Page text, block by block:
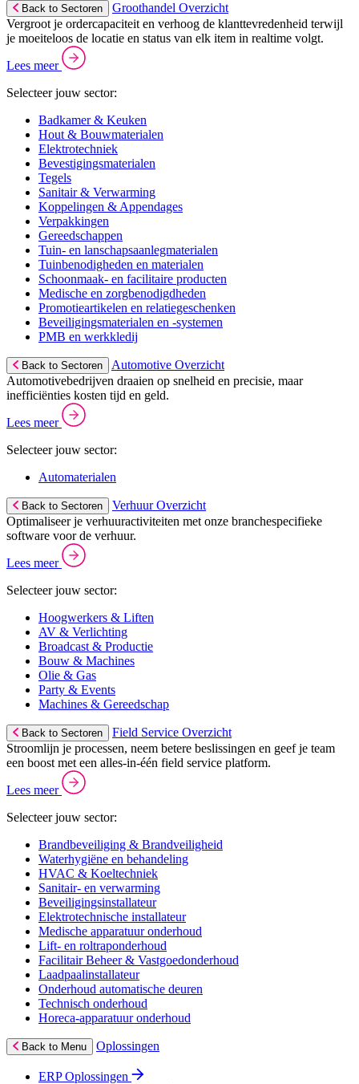
Back to Sectoren
Groothandel Overzicht
Vergroot je ordercapaciteit en verhoog de klanttevredenheid terwijl
je moeiteloos de locatie en status van elk item in realtime volgt.
Lees meer
Selecteer jouw sector:
Badkamer & Keuken
Hout & Bouwmaterialen
Elektrotechniek
Bevestigingsmaterialen
Tegels
Sanitair & Verwarming
Koppelingen & Appendages
Verpakkingen
Gereedschappen
Tuin- en lanschapsaanlegmaterialen
Tuinbenodigheden en materialen
Schoonmaak- en facilitaire producten
Medische en zorgbenodigdheden
Promotieartikelen en relatiegeschenken
Beveiligingsmaterialen en -systemen
PMB en werkkledij
Back to Sectoren
Automotive Overzicht
Automotivebedrijven draaien op snelheid en precisie, maar
inefficiënties kosten tijd en geld.
Lees meer
Selecteer jouw sector:
Automaterialen
Back to Sectoren
Verhuur Overzicht
Optimaliseer je verhuuractiviteiten met onze branchespecifieke
software voor de verhuur.
Lees meer
Selecteer jouw sector:
Hoogwerkers & Liften
AV & Verlichting
Broadcast & Productie
Bouw & Machines
Olie & Gas
Party & Events
Machines & Gereedschap
Back to Sectoren
Field Service Overzicht
Stroomlijn je processen, neem betere beslissingen en geef je team
een boost met een alles-in-één field service platform.
Lees meer
Selecteer jouw sector:
Brandbeveiliging & Brandveiligheid
Waterhygiëne en behandeling
HVAC & Koeltechniek
Sanitair- en verwarming
Beveiligingsinstallateur
Elektrotechnische installateur
Medische apparatuur onderhoud
Lift- en roltraponderhoud
Facilitair Beheer & Vastgoedonderhoud
Laadpaalinstallateur
Onderhoud automatische deuren
Technisch onderhoud
Horeca-apparatuur onderhoud
Back to Menu Oplossingen
ERP Oplossingen